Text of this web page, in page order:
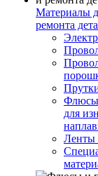
Материалы
ремонта
Флюсы
для
Ленты